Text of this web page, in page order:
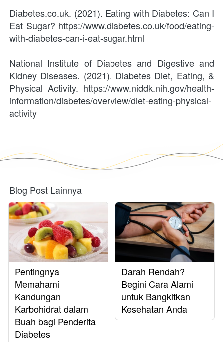
Diabetes.co.uk. (2021). Eating with Diabetes: Can I
Eat Sugar? https://www.diabetes.co.uk/food/eating-
with-diabetes-can-i-eat-sugar.html
National Institute of Diabetes and Digestive and
Kidney Diseases. (2021). Diabetes Diet, Eating, &
Physical Activity. https://www.niddk.nih.gov/health-
information/diabetes/overview/diet-eating-physical-
activity
Blog Post Lainnya
Pentingnya
Memahami
Kandungan
Karbohidrat dalam
Buah bagi Penderita
Diabetes
Darah Rendah?
Begini Cara Alami
untuk Bangkitkan
Kesehatan Anda